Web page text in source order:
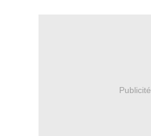
Publicité